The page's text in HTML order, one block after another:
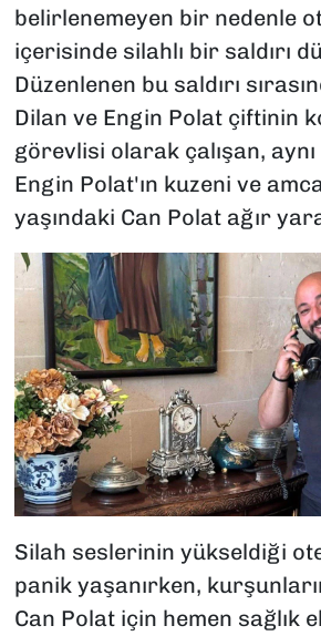
belirlenemeyen bir nedenle
içerisinde silahlı bir saldırı
Düzenlenen bu saldırı
Dilan ve Engin Polat çiftinin
görevlisi olarak çalışan,
Engin Polat'ın kuzeni ve
yaşındaki Can Polat ağır
Silah seslerinin yükseldiği
panik yaşanırken,
Can Polat için hemen sağlık